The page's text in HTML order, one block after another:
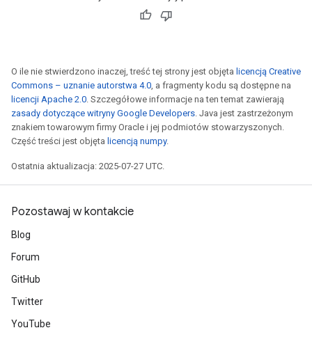
O ile nie stwierdzono inaczej, treść tej strony jest objęta licencją Creative
Commons – uznanie autorstwa 4.0, a fragmenty kodu są dostępne na
licencji Apache 2.0. Szczegółowe informacje na ten temat zawierają
zasady dotyczące witryny Google Developers. Java jest zastrzeżonym
znakiem towarowym firmy Oracle i jej podmiotów stowarzyszonych.
Część treści jest objęta licencją numpy.
Ostatnia aktualizacja: 2025-07-27 UTC.
Pozostawaj w kontakcie
Blog
Forum
GitHub
Twitter
YouTube